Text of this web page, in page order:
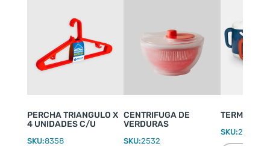
PERCHA TRIANGULO X
4 UNIDADES C/U
SKU:8358
CENTRIFUGA DE
VERDURAS
SKU:2532
TERMO
SKU:2220